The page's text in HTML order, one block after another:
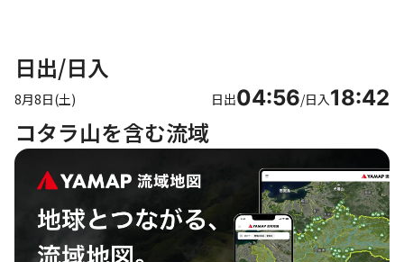
日出/日入
8月8日(土) 日出04:56/日入18:42
コタラ山を含む流域